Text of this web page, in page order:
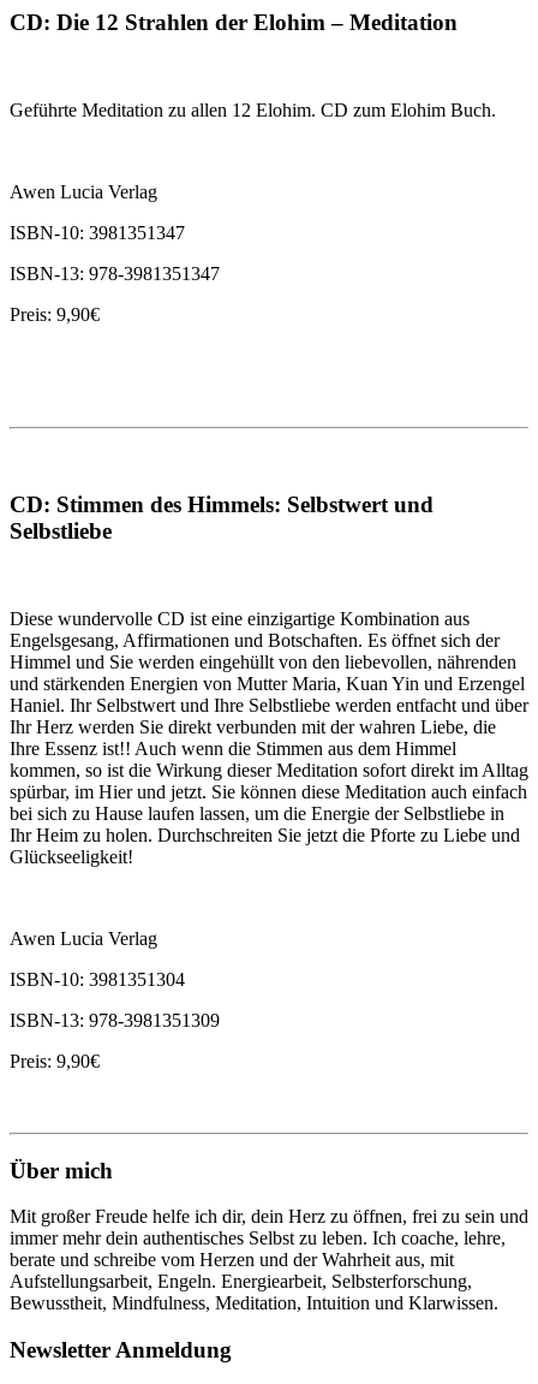
CD: Die 12 Strahlen der Elohim – Meditation
Geführte Meditation zu allen 12 Elohim. CD zum Elohim Buch.
Awen Lucia Verlag
ISBN-10: 3981351347
ISBN-13: 978-3981351347
Preis: 9,90€
CD: Stimmen des Himmels: Selbstwert und
Selbstliebe
Diese wundervolle CD ist eine einzigartige Kombination aus
Engelsgesang, Affirmationen und Botschaften. Es öffnet sich der
Himmel und Sie werden eingehüllt von den liebevollen, nährenden
und stärkenden Energien von Mutter Maria, Kuan Yin und Erzengel
Haniel. Ihr Selbstwert und Ihre Selbstliebe werden entfacht und über
Ihr Herz werden Sie direkt verbunden mit der wahren Liebe, die
Ihre Essenz ist!! Auch wenn die Stimmen aus dem Himmel
kommen, so ist die Wirkung dieser Meditation sofort direkt im Alltag
spürbar, im Hier und jetzt. Sie können diese Meditation auch einfach
bei sich zu Hause laufen lassen, um die Energie der Selbstliebe in
Ihr Heim zu holen. Durchschreiten Sie jetzt die Pforte zu Liebe und
Glückseeligkeit!
Awen Lucia Verlag
ISBN-10: 3981351304
ISBN-13: 978-3981351309
Preis: 9,90€
Über mich
Mit großer Freude helfe ich dir, dein Herz zu öffnen, frei zu sein und
immer mehr dein authentisches Selbst zu leben. Ich coache, lehre,
berate und schreibe vom Herzen und der Wahrheit aus, mit
Aufstellungsarbeit, Engeln. Energiearbeit, Selbsterforschung,
Bewusstheit, Mindfulness, Meditation, Intuition und Klarwissen.
Newsletter Anmeldung